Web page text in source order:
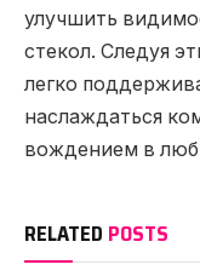
улучшить
стекол. Следуя
легко
наслаждаться
вождением в
RELATED POSTS